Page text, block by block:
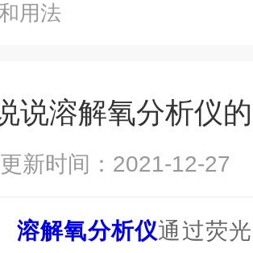
用法
说溶解氧分析仪
更新时间：2021-12-
溶解氧分析仪通过荧